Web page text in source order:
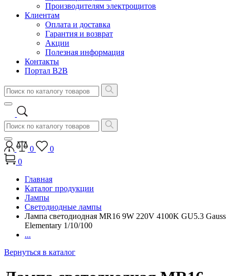
Производителям электрощитов
Клиентам
Оплата и доставка
Гарантия и возврат
Акции
Полезная информация
Контакты
Портал B2B
0
0
0
Главная
Каталог продукции
Лампы
Светодиодные лампы
Лампа светодиодная MR16 9W 220V 4100K GU5.3 Gauss
Elementary 1/10/100
...
Вернуться в каталог